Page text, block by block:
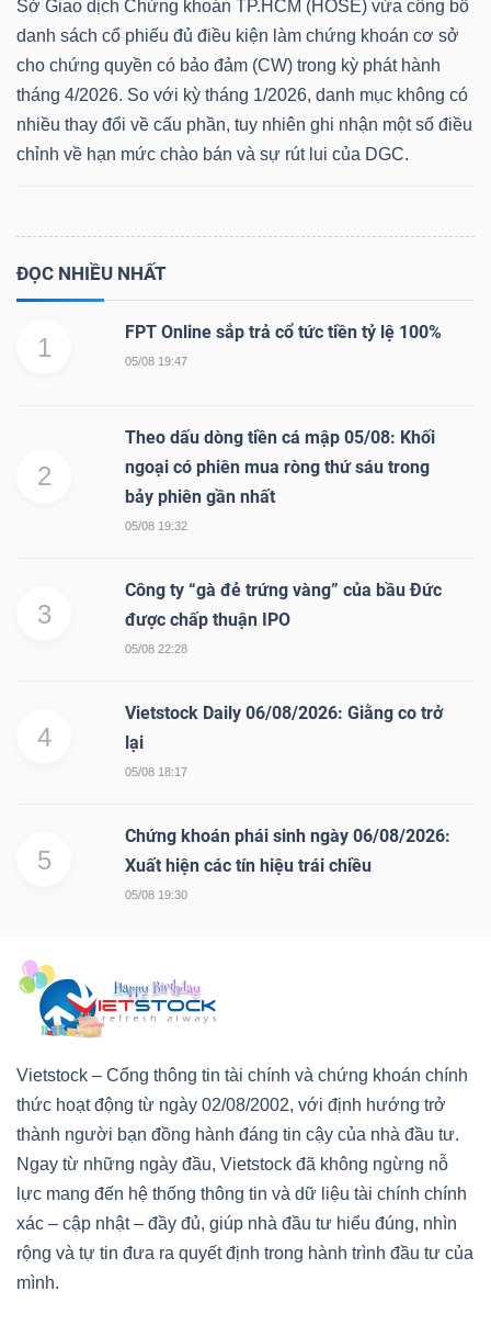
Sở Giao dịch Chứng khoán TP.HCM (HOSE) vừa công bố
danh sách cổ phiếu đủ điều kiện làm chứng khoán cơ sở
cho chứng quyền có bảo đảm (CW) trong kỳ phát hành
tháng 4/2026. So với kỳ tháng 1/2026, danh mục không có
nhiều thay đổi về cấu phần, tuy nhiên ghi nhận một số điều
chỉnh về hạn mức chào bán và sự rút lui của DGC.
ĐỌC NHIỀU NHẤT
1
FPT Online sắp trả cổ tức tiền tỷ lệ 100%
05/08 19:47
2
Theo dấu dòng tiền cá mập 05/08: Khối
ngoại có phiên mua ròng thứ sáu trong
bảy phiên gần nhất
05/08 19:32
3
Công ty “gà đẻ trứng vàng” của bầu Đức
được chấp thuận IPO
05/08 22:28
4
Vietstock Daily 06/08/2026: Giằng co trở
lại
05/08 18:17
5
Chứng khoán phái sinh ngày 06/08/2026:
Xuất hiện các tín hiệu trái chiều
05/08 19:30
Vietstock – Cổng thông tin tài chính và chứng khoán chính
thức hoạt động từ ngày 02/08/2002, với định hướng trở
thành người bạn đồng hành đáng tin cậy của nhà đầu tư.
Ngay từ những ngày đầu, Vietstock đã không ngừng nỗ
lực mang đến hệ thống thông tin và dữ liệu tài chính chính
xác – cập nhật – đầy đủ, giúp nhà đầu tư hiểu đúng, nhìn
rộng và tự tin đưa ra quyết định trong hành trình đầu tư của
mình.